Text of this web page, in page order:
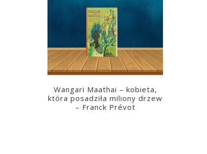
Wangari Maathai – kobieta,
która posadziła miliony drzew
– Franck Prévot